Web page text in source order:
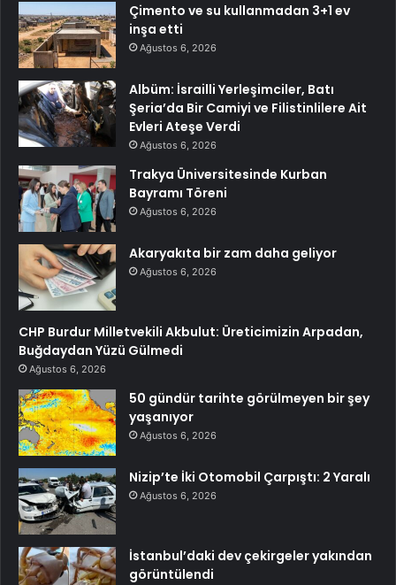
Çimento ve su kullanmadan 3+1 ev
inşa etti
Ağustos 6, 2026
Albüm: İsrailli Yerleşimciler, Batı
Şeria’da Bir Camiyi ve Filistinlilere Ait
Evleri Ateşe Verdi
Ağustos 6, 2026
Trakya Üniversitesinde Kurban
Bayramı Töreni
Ağustos 6, 2026
Akaryakıta bir zam daha geliyor
Ağustos 6, 2026
CHP Burdur Milletvekili Akbulut: Üreticimizin Arpadan,
Buğdaydan Yüzü Gülmedi
Ağustos 6, 2026
50 gündür tarihte görülmeyen bir şey
yaşanıyor
Ağustos 6, 2026
Nizip’te İki Otomobil Çarpıştı: 2 Yaralı
Ağustos 6, 2026
İstanbul’daki dev çekirgeler yakından
görüntülendi